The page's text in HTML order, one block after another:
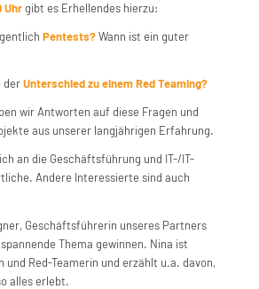
Uhrgibt es Erhellendes hierzu:
Pentests?Wann ist ein guter
derUnterschied zu einem Red Teaming?
wir Antworten auf diese Fragen und
aus unserer langjährigen Erfahrung.
an die Geschäftsführung und IT-/IT-
Andere Interessierte sind auch
Geschäftsführerin unseres Partners
Thema gewinnen. Nina ist
Red-Teamerin und erzählt u.a. davon,
alles erlebt.